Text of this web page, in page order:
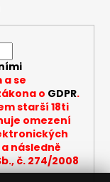
se
o GDPR.
starší 18ti
omezení
následně
č. 274/2008